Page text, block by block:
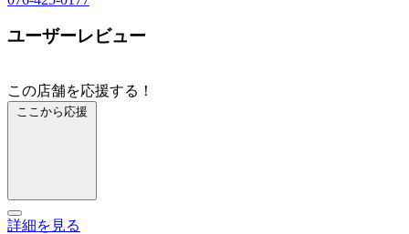
ユーザーレビュー
この店舗を応援する！
ここから応援
詳細を見る